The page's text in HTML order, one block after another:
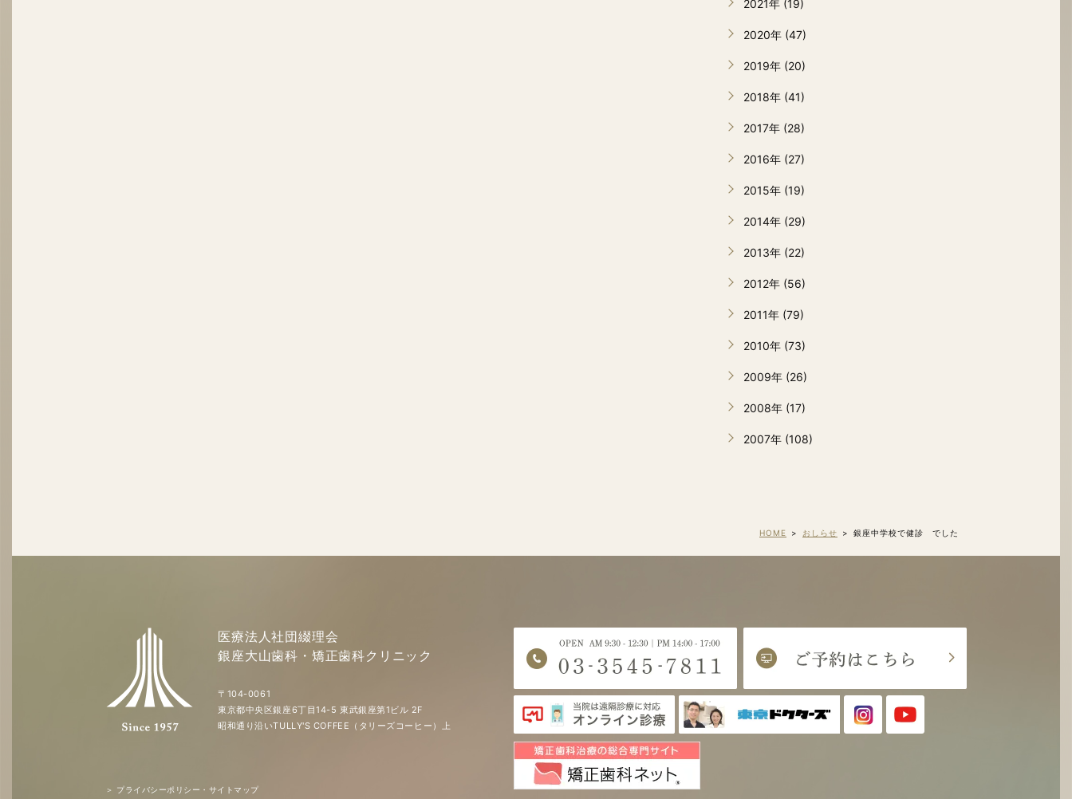
2021年 (19)
2020年 (47)
2019年 (20)
2018年 (41)
2017年 (28)
2016年 (27)
2015年 (19)
2014年 (29)
2013年 (22)
2012年 (56)
2011年 (79)
2010年 (73)
2009年 (26)
2008年 (17)
2007年 (108)
HOME おしらせ 銀座中学校で健診 でした
医療法人社団綴理会
銀座大山歯科・矯正歯科クリニック
〒104-0061
東京都中央区銀座6丁目14-5 東武銀座第1ビル 2F
昭和通り沿いTULLY'S COFFEE（タリーズコーヒー）上
＞ プライバシーポリシー・サイトマップ